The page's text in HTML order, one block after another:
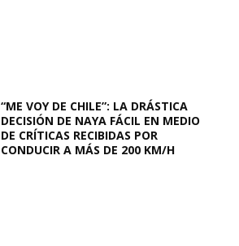
“ME VOY DE CHILE”: LA DRÁSTICA
DECISIÓN DE NAYA FÁCIL EN MEDIO
DE CRÍTICAS RECIBIDAS POR
CONDUCIR A MÁS DE 200 KM/H